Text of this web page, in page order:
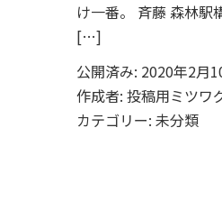
け一番。 斉藤 森林駅
[…]
公開済み: 2020年2月
作成者: 投稿用ミツワ
カテゴリー: 未分類